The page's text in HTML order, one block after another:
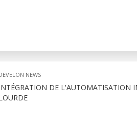
NEWS
DE L'AUTOMATISATION